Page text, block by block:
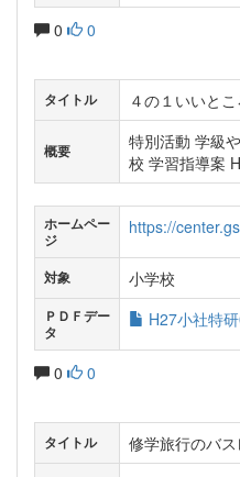
0 0
タイトル ４の１いいと
概要
特別活動 学級
校 学習指導案
ホームペー
ジ
https://
対象 小学校
ＰＤＦデー
タ
H27小社特
0 0
タイトル
修学旅行のバ